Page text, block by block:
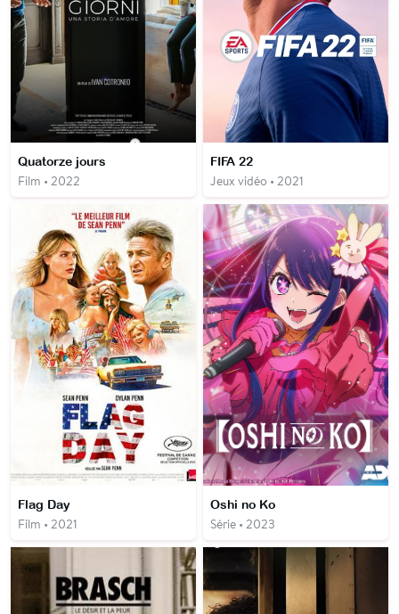
Quatorze jours
Film • 2022
FIFA 22
Jeux vidéo • 2021
Flag Day
Film • 2021
Oshi no Ko
Série • 2023